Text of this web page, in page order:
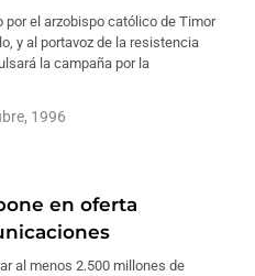
por el arzobispo católico de Timor
y al portavoz de la resistencia
la campaña por la
1996
en oferta
al menos 2.500 millones de